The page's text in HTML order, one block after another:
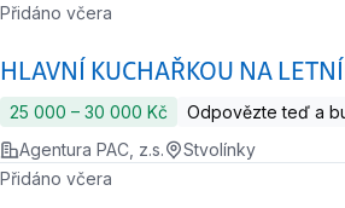
HLAVNÍ KUCHAŘKOU NA
Přidáno včera
25 000 ‍–‍ 30 000 Kč
Odpovězte teď a
Agentura PAC, z.s.
Stvolínky
Přidáno včera